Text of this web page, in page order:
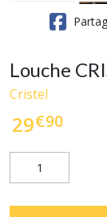
Louche
Cristel
29€90